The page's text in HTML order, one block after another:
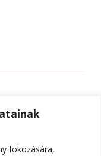
fokozására,